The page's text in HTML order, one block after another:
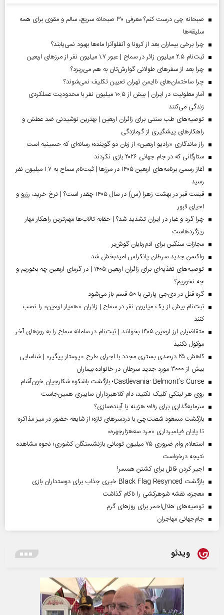
صبحانه چی درست کنم؟ معرفی ۳۰ صبحانه سریع، سالم و مقوی برای همه
سلیقه‌ها
چرا برخی بیماران بعد از کرونا و آنفلوآنزا ماه‌ها بهبود نمی‌یابند؟
ثبت‌نام ۲.۵ میلیون زائر در سماح | عبور ۱.۷ میلیون نفر از مرز‌های اربعین
چرا بعد از سفرهای طولانی گوارش‌تان به هم می‌ریزد؟
چرا ساختمان‌های ناایمن تهران تعیین تکلیف نمی‌شوند؟
آمار معلولیت در ایران | بیش از ۱۰.۵ میلیون نفر با محدودیت عملکردی
زندگی می‌کنند
توصیه‌های طب سنتی برای زائران اربعین | بهترین نوشیدنی ضد عطش و
راهکارهای پیشگیری از گرمازدگی
راز ماندگاری «رادیو اربعین» از زبان دو گوینده؛ رسانه‌ای که حسینیه است
ستارگانی که در جام جهانی ۲۰۲۶ بازی نکردند
آغاز رسمی برنامه‌های اربعین ۱۴۰۵ در مرز‌ها | ثبت‌نام سماح به ۱.۷ میلیون نفر
رسید
قیمت قبر در بهشت زهرا (س) در سال ۱۴۰۵ چقدر است؟ | نرخ خرید، رزرو و
احیای قبور
چرا گرد و غبار در ایران تشدید شد؟ | حقابه تالاب‌ها مهم‌ترین راهکار مهار
ریزگردهاست
مجازات سنگین برای آدم‌ربایان گوش‌بر
واکسن جدید سرطان پانکراس امیدبخش شد
توصیه‌های تغذیه‌ای برای زائران اربعین ۱۴۰۵ | در گرمای اربعین چه بخوریم و
چه نخوریم؟
گره قتل در دی‌جی پارتی با ۵۰ قسم باز می‌شود
ثبت‌نام بیش از یک میلیون نفر در سماح | زائران «همیار اربعین» را نصب
کنند
متقاضیان ارز اربعین ۱۴۰۵ بخوانند | ثبت‌نام در سامانه سماح را به روز‌های آخر
موکول نکنید
کاهش ۲۵ درصدی بستری مجدد با اجرای طرح «پرستار پیگیر» | شناسایی
بیش از ۳۰۰۰ مورد جدید سرطان در خانواده بیماران
Castlevania: Belmont’s Curse؛ بازگشت باشکوه شکارچیان خون‌آشام
روی هر لینکی کلیک نکنید، دام کلاهبرداران سایبری همین‌جاست
سرمایه‌گذاری برای رفاه؛ هزینه یا آینده‌سازی؟
بازگشت مسعود شصت‌چی با دردسر‌های تازه؛ از شایعه حضور در میز مذاکره
تا پایان فیلمبرداری «مرد سه‌هزارچهره»
استعلام وام ضروری ۷۵ میلیون تومانی بازنشستگان کشوری؛ نحوه مشاهده
نتیجه درخواست
اجیر کردن قاتل برای کشتن همسر!
بازگشت Black Flag Resynced خبری جذاب برای دوستداران بازی
معجزه، نقشه شوهرکشی را ناکام گذاشت
توصیه‌های هلال‌احمر برای روز‌های گرم
جام‌جهانی مهاجران
ویدئو